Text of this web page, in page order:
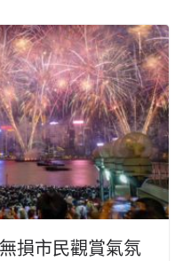
損市民觀賞氣氛